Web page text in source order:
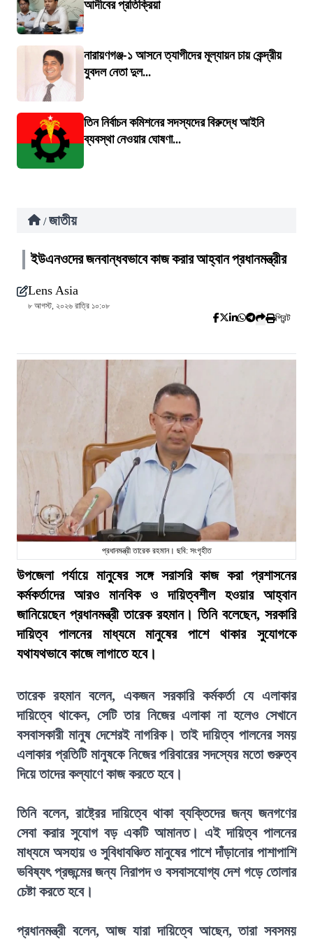
আদীবের প্রতিক্রিয়া
নারায়ণগঞ্জ-১ আসনে ত্যাগীদের মূল্যায়ন চায় কেন্দ্রীয়
যুবদল নেতা দুল...
তিন নির্বাচন কমিশনের সদস্যদের বিরুদ্ধে আইনি
ব্যবস্থা নেওয়ার ঘোষণা...
/ জাতীয়
ইউএনওদের জনবান্ধবভাবে কাজ করার আহ্বান প্রধানমন্ত্রীর
Lens Asia
৮ আগস্ট, ২০২৬ রাত্রি ১০:০৮
প্রিন্ট
প্রধানমন্ত্রী তারেক রহমান। ছবি: সংগৃহীত
উপজেলা পর্যায়ে মানুষের সঙ্গে সরাসরি কাজ করা প্রশাসনের
কর্মকর্তাদের আরও মানবিক ও দায়িত্বশীল হওয়ার আহ্বান
জানিয়েছেন প্রধানমন্ত্রী তারেক রহমান। তিনি বলেছেন, সরকারি
দায়িত্ব পালনের মাধ্যমে মানুষের পাশে থাকার সুযোগকে
যথাযথভাবে কাজে লাগাতে হবে।
তারেক রহমান বলেন, একজন সরকারি কর্মকর্তা যে এলাকার
দায়িত্বে থাকেন, সেটি তার নিজের এলাকা না হলেও সেখানে
বসবাসকারী মানুষ দেশেরই নাগরিক। তাই দায়িত্ব পালনের সময়
এলাকার প্রতিটি মানুষকে নিজের পরিবারের সদস্যের মতো গুরুত্ব
দিয়ে তাদের কল্যাণে কাজ করতে হবে।
তিনি বলেন, রাষ্ট্রের দায়িত্বে থাকা ব্যক্তিদের জন্য জনগণের
সেবা করার সুযোগ বড় একটি আমানত। এই দায়িত্ব পালনের
মাধ্যমে অসহায় ও সুবিধাবঞ্চিত মানুষের পাশে দাঁড়ানোর পাশাপাশি
ভবিষ্যৎ প্রজন্মের জন্য নিরাপদ ও বসবাসযোগ্য দেশ গড়ে তোলার
চেষ্টা করতে হবে।
প্রধানমন্ত্রী বলেন, আজ যারা দায়িত্বে আছেন, তারা সবসময়